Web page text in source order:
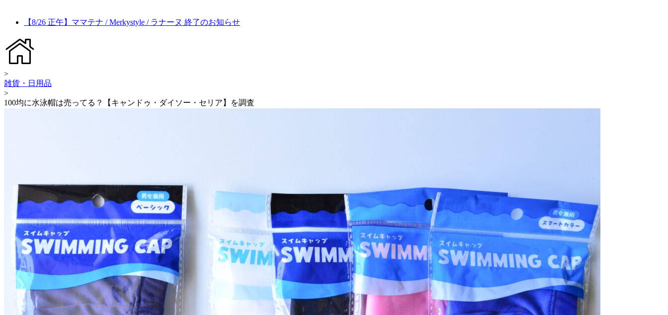
【8/26 正午】ママテナ / Merkystyle / ラナーヌ 終了のお知らせ
>
雑貨・日用品
>
100均に水泳帽は売ってる？【キャンドゥ・ダイソー・セリア】を調査